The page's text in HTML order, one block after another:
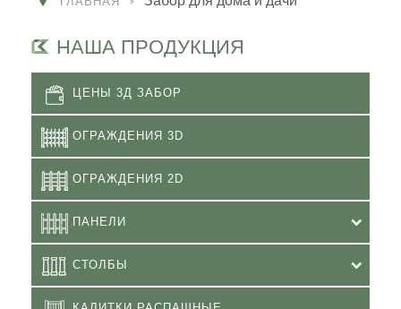
НАША ПРОДУКЦИЯ
ЦЕНЫ 3Д ЗАБОР
ОГРАЖДЕНИЯ 3D
ОГРАЖДЕНИЯ 2D
ПАНЕЛИ
СТОЛБЫ